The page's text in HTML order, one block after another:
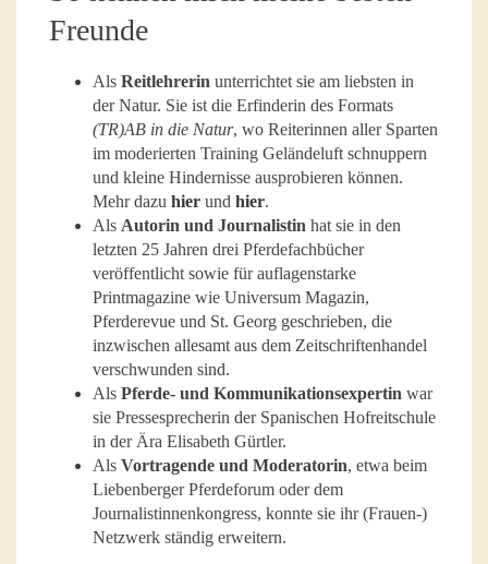
Freunde
Als Reitlehrerin unterrichtet sie am liebsten in
der Natur. Sie ist die Erfinderin des Formats
(TR)AB in die Natur, wo Reiterinnen aller Sparten
im moderierten Training Geländeluft schnuppern
und kleine Hindernisse ausprobieren können.
Mehr dazu hier und hier.
Als Autorin und Journalistin hat sie in den
letzten 25 Jahren drei Pferdefachbücher
veröffentlicht sowie für auflagenstarke
Printmagazine wie Universum Magazin,
Pferderevue und St. Georg geschrieben, die
inzwischen allesamt aus dem Zeitschriftenhandel
verschwunden sind.
Als Pferde- und Kommunikationsexpertin war
sie Pressesprecherin der Spanischen Hofreitschule
in der Ära Elisabeth Gürtler.
Als Vortragende und Moderatorin, etwa beim
Liebenberger Pferdeforum oder dem
Journalistinnenkongress, konnte sie ihr (Frauen-)
Netzwerk ständig erweitern.